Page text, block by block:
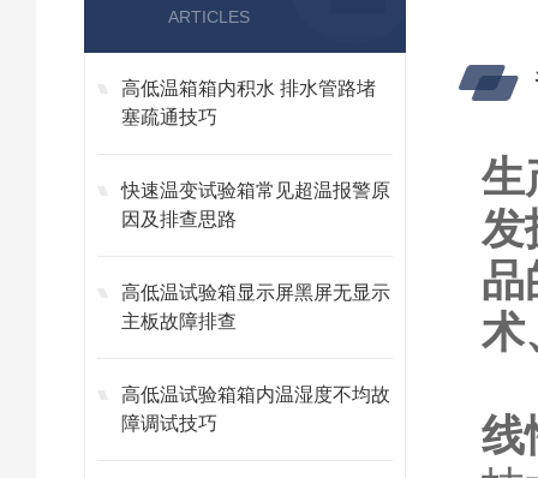
ARTICLES
高低温箱箱内积水 排水管路堵
塞疏通技巧
快速温变试验箱常见超温报警原
因及排查思路
高低温试验箱显示屏黑屏无显示
主板故障排查
高低温试验箱箱内温湿度不均故
障调试技巧
生
发
品
术
线